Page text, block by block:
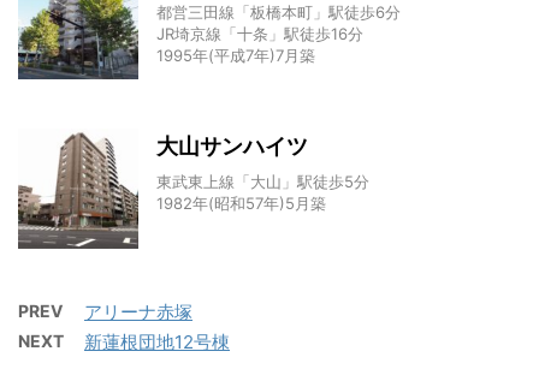
都営三田線「板橋本町」駅徒歩6分
JR埼京線「十条」駅徒歩16分
1995年(平成7年)7月築
大山サンハイツ
東武東上線「大山」駅徒歩5分
1982年(昭和57年)5月築
PREV アリーナ赤塚
NEXT 新蓮根団地12号棟